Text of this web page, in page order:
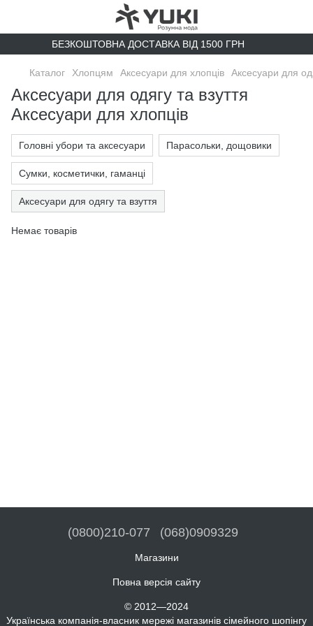
БЕЗКОШТОВНА ДОСТАВКА ВІД 1500 ГРН
Каталог Хлопцям Аксесуари для хлопців Аксесуари для
Аксесуари для одягу та взуття
Аксесуари для хлопців
Головні убори та аксесуари Парасольки, дощовики
Сумки, косметички, гаманці
Аксесуари для одягу та взуття
Немає товарів
(0800)210-077 (068)0909329
Магазини
Повна версія сайту
© 2012—2024
Українська компанія-власник мережі магазинів сімейного шопінгу